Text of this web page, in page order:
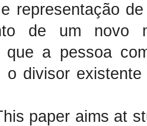
representação
de um
que a pessoa
o divisor
paper aims at